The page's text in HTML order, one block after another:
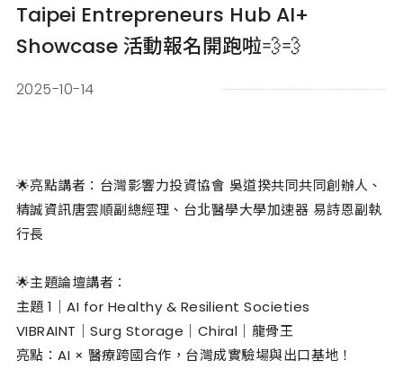
Taipei Entrepreneurs Hub AI+
Showcase 活動報名開跑啦💨💨
2025-10-14
🌟亮點講者：台灣影響力投資協會 吳道揆共同共同創辦人、
精誠資訊唐雲順副總經理、台北醫學大學加速器 易詩恩副執
行長
🌟主題論壇講者：
主題 1｜AI for Healthy & Resilient Societies
VIBRAINT｜Surg Storage｜Chiral｜龍骨王
亮點：AI × 醫療跨國合作，台灣成實驗場與出口基地！